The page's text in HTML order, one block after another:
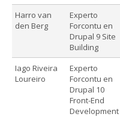
Harro van
den Berg
Experto
Forcontu en
Drupal 9 Site
Building
Iago Riveira
Loureiro
Experto
Forcontu en
Drupal 10
Front-End
Development